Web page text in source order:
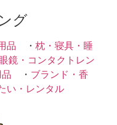
グ
品 ・ 枕・寝具・睡
眼鏡・コンタクトレン
・ ブランド・香
い・レンタル